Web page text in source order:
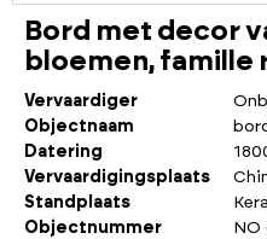
Bord met decor
bloemen, famille
Vervaardiger
Objectnaam
Datering
Vervaardigingsplaats
Standplaats
Objectnummer
NO